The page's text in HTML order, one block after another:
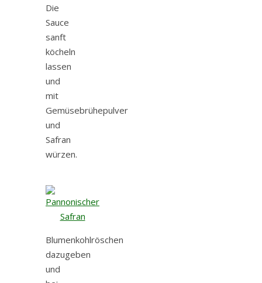
Die
Sauce
sanft
köcheln
lassen
und
mit
Gemüsebrühepulver
und
Safran
würzen.
Blumenkohlröschen
dazugeben
und